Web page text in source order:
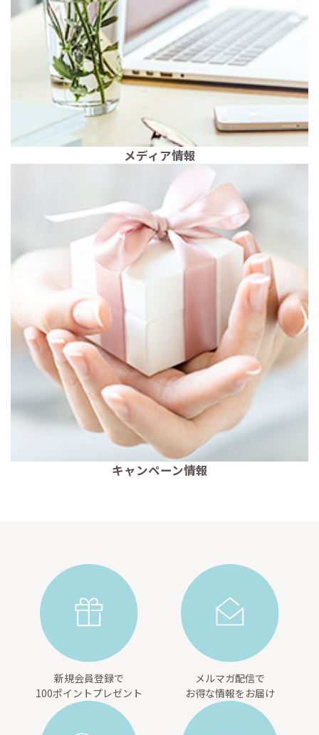
メディア情報
キャンペーン情報
新規会員登録で
100ポイントプレゼント
メルマガ配信で
お得な情報をお届け